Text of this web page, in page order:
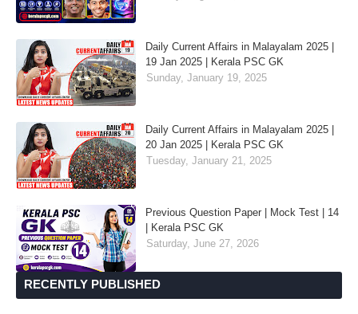
Daily Current Affairs in Malayalam 2025 |
19 Jan 2025 | Kerala PSC GK
Sunday, January 19, 2025
Daily Current Affairs in Malayalam 2025 |
20 Jan 2025 | Kerala PSC GK
Tuesday, January 21, 2025
Previous Question Paper | Mock Test | 14
| Kerala PSC GK
Saturday, June 27, 2026
RECENTLY PUBLISHED